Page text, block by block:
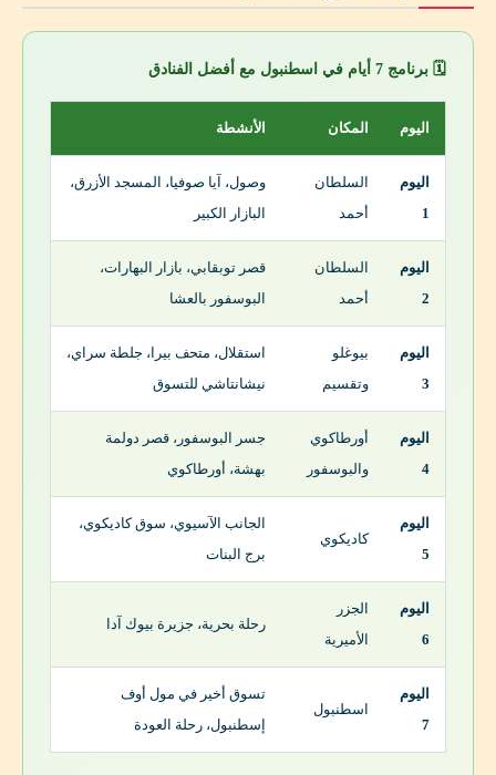
🗓️ برنامج 7 أيام في اسطنبول مع أفضل الفنادق
اليوم المكان الأنشطة
اليوم
1
السلطان
أحمد
وصول، آيا صوفيا، المسجد الأزرق،
البازار الكبير
اليوم
2
السلطان
أحمد
قصر توبقابي، بازار البهارات،
البوسفور بالعشا
اليوم
3
بيوغلو
وتقسيم
استقلال، متحف بيرا، جلطة سراي،
نيشانتاشي للتسوق
اليوم
4
أورطاكوي
والبوسفور
جسر البوسفور، قصر دولمة
بهشة، أورطاكوي
اليوم
5
كاديكوي
الجانب الآسيوي، سوق كاديكوي،
برج البنات
اليوم
6
الجزر
الأميرية
رحلة بحرية، جزيرة بيوك آدا
اليوم
7
اسطنبول
تسوق أخير في مول أوف
إسطنبول، رحلة العودة